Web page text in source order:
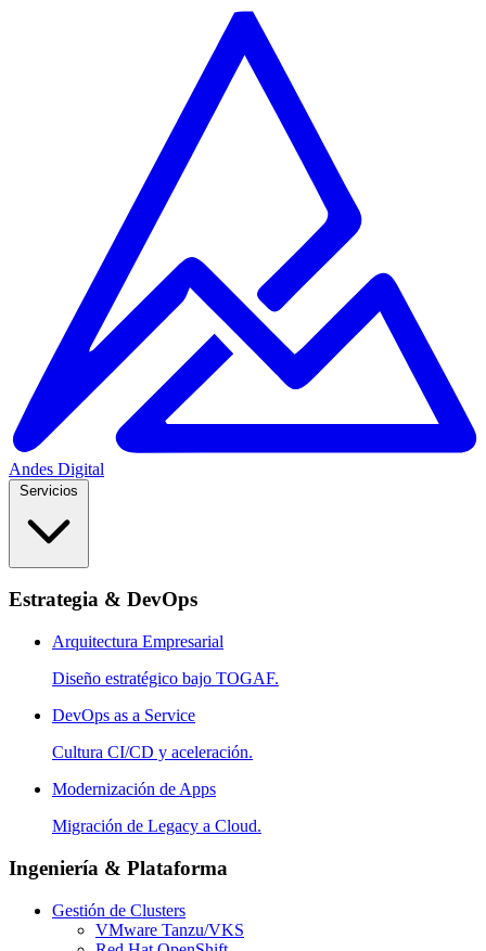
Andes Digital
Estrategia & DevOps
Arquitectura Empresarial
Diseño estratégico bajo TOGAF.
DevOps as a Service
Cultura CI/CD y aceleración.
Modernización de Apps
Migración de Legacy a Cloud.
Ingeniería & Plataforma
Gestión de Clusters
VMware Tanzu/VKS